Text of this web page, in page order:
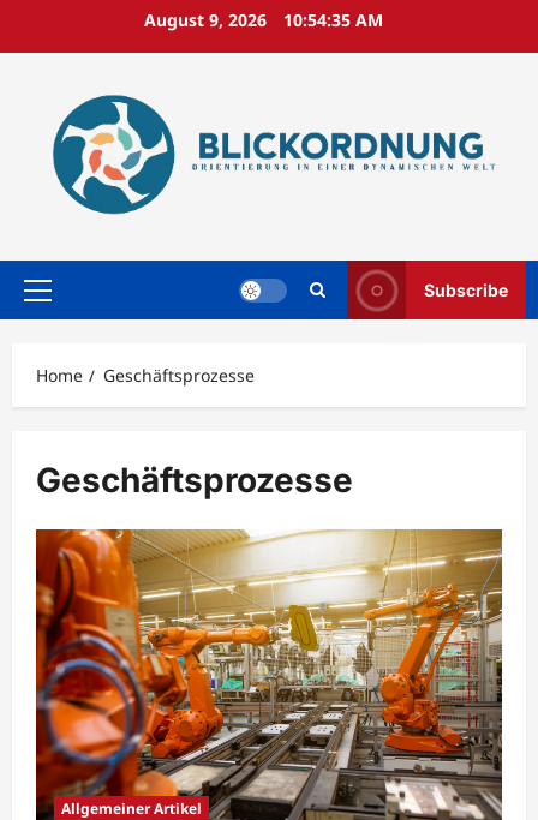
August 9, 2026 10:54:36 AM
Primary
Subscribe
Home Geschäftsprozesse
Geschäftsprozesse
Allgemeiner Artikel